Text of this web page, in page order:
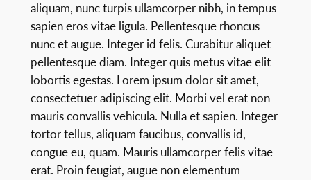
aliquam, nunc turpis ullamcorper nibh, in tempus
sapien eros vitae ligula. Pellentesque rhoncus
nunc et augue. Integer id felis. Curabitur aliquet
pellentesque diam. Integer quis metus vitae elit
lobortis egestas. Lorem ipsum dolor sit amet,
consectetuer adipiscing elit. Morbi vel erat non
mauris convallis vehicula. Nulla et sapien. Integer
tortor tellus, aliquam faucibus, convallis id,
congue eu, quam. Mauris ullamcorper felis vitae
erat. Proin feugiat, augue non elementum